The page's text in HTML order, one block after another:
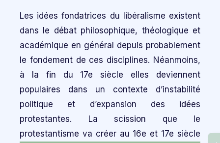
Les idées fondatrices du libéralisme existent
dans le débat philosophique, théologique et
académique en général depuis probablement
le fondement de ces disciplines. Néanmoins,
à la fin du 17e siècle elles deviennent
populaires dans un contexte d’instabilité
politique et d’expansion des idées
protestantes. La scission que le
protestantisme va créer au 16e et 17e siècle